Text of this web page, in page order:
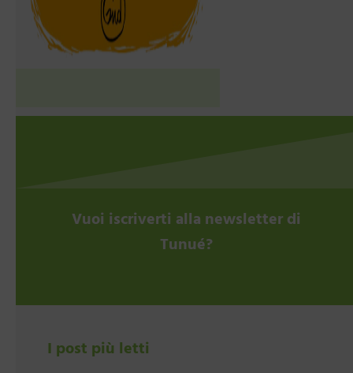
Vuoi iscriverti alla newsletter di
Tunué?
I post più letti